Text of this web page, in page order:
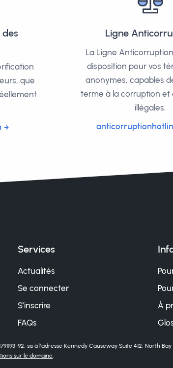
des
que
Ligne
La Ligne
disposition pour vos
anonymes, capables
terme à la corruption et
illégales.
Services
Actualités
Se connecter
S’inscrire
FAQs
À
92, sis à l’adresse Kennedy Causeway Suite 412, North
sur le domaine.